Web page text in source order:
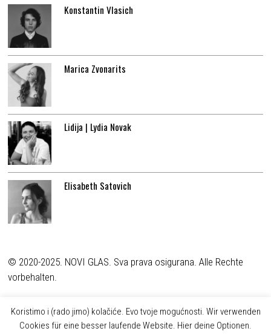
Konstantin Vlasich
Marica Zvonarits
Lidija | Lydia Novak
Elisabeth Satovich
© 2020-2025. NOVI GLAS. Sva prava osigurana. Alle Rechte
vorbehalten.
Koristimo i (rado jimo) kolačiće. Evo tvoje mogućnosti. Wir verwenden
Cookies für eine besser laufende Website. Hier deine Optionen.